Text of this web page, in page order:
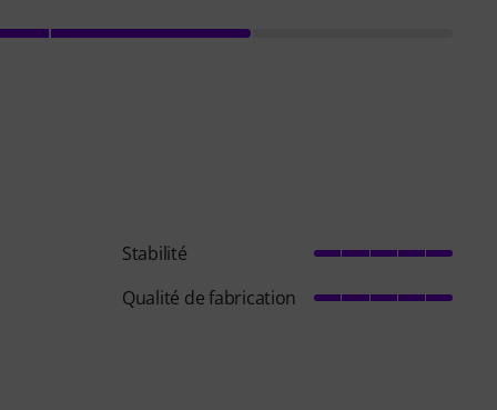
Stabilité
Qualité de fabrication